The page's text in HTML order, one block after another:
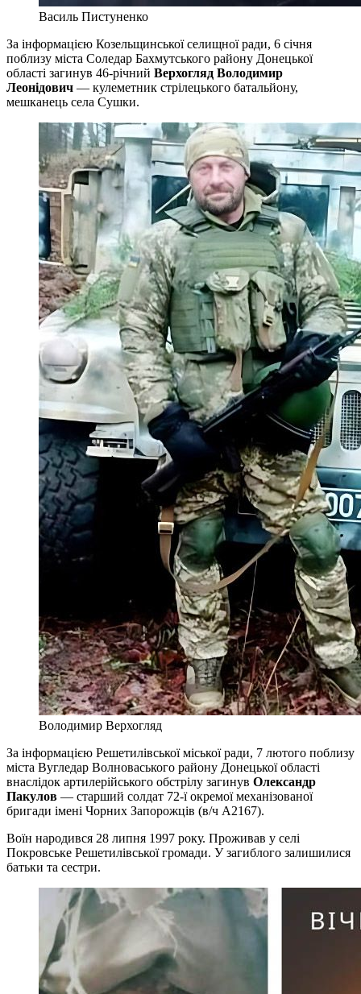
Василь Пистуненко
За інформацією Козельщинської селищної ради, 6 січня
поблизу міста Соледар Бахмутського району Донецької
області загинув 46-річний Верхогляд Володимир
Леонідович — кулеметник стрілецького батальйону,
мешканець села Сушки.
Володимир Верхогляд
За інформацією Решетилівської міської ради, 7 лютого поблизу
міста Вугледар Волноваського району Донецької області
внаслідок артилерійського обстрілу загинув Олександр
Пакулов — старший солдат 72-ї окремої механізованої
бригади імені Чорних Запорожців (в/ч А2167).
Воїн народився 28 липня 1997 року. Проживав у селі
Покровське Решетилівської громади. У загиблого залишилися
батьки та сестри.